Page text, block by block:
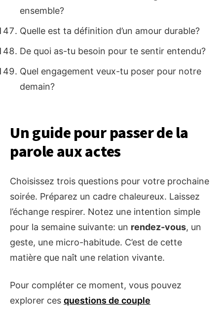
ensemble?
Quelle est ta définition d’un amour durable?
De quoi as-tu besoin pour te sentir entendu?
Quel engagement veux-tu poser pour notre
demain?
Un guide pour passer de la
parole aux actes
Choisissez trois questions pour votre prochaine
soirée. Préparez un cadre chaleureux. Laissez
l’échange respirer. Notez une intention simple
pour la semaine suivante: un rendez-vous, un
geste, une micro-habitude. C’est de cette
matière que naît une relation vivante.
Pour compléter ce moment, vous pouvez
explorer ces questions de couple